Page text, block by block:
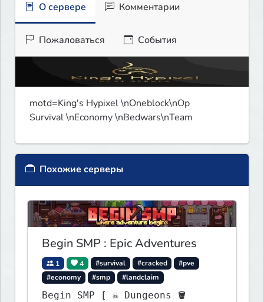
О сервере Комментарии
Пожаловаться События
motd=King's Hypixel \nOneblock\nOp
Survival \nEconomy \nBedwars\nTeam
Похожие серверы
Begin SMP : Epic Adventures
1 4 #survival #cracked
#pve
#economy
#smp #landclaim
Begin SMP [ ☠ Dungeons 🪣